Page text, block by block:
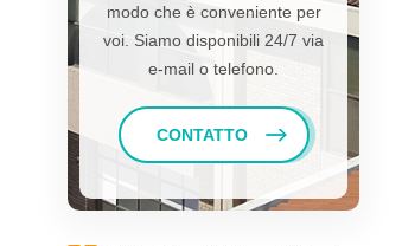
modo che è conveniente per
voi. Siamo disponibili 24/7 via
e-mail o telefono.
CONTATTO